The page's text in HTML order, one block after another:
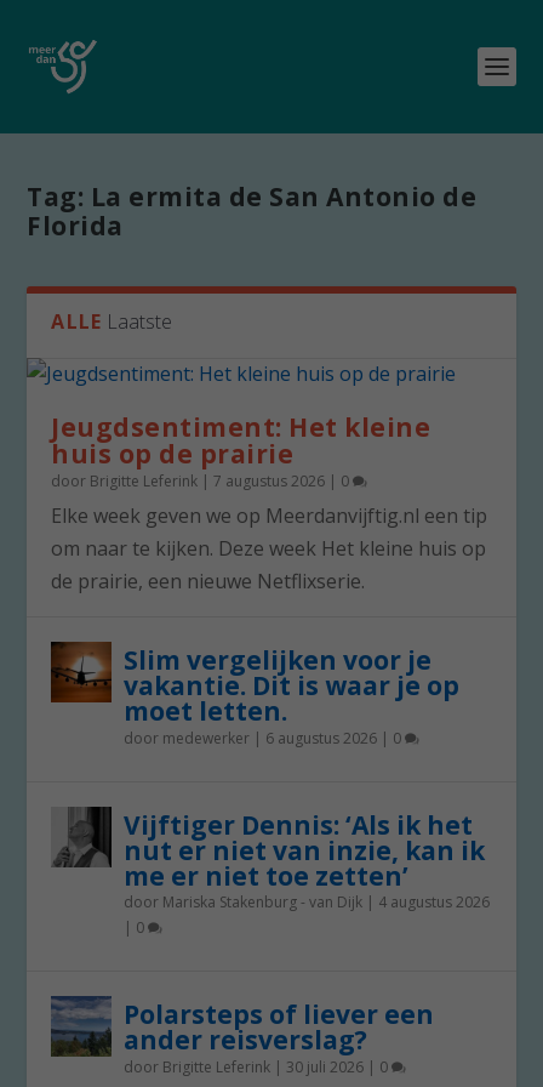
Tag: La ermita de San Antonio de
Florida
ALLE Laatste
Jeugdsentiment: Het kleine
huis op de prairie
door Brigitte Leferink |7 augustus 2026 | 0
Elke week geven we op Meerdanvijftig.nl een tip
om naar te kijken. Deze week Het kleine huis op
de prairie, een nieuwe Netflixserie.
Slim vergelijken voor je
vakantie. Dit is waar je op
moet letten.
door medewerker | 6 augustus 2026 | 0
Vijftiger Dennis: ‘Als ik het
nut er niet van inzie, kan ik
me er niet toe zetten’
door Mariska Stakenburg - van Dijk | 4 augustus 2026
| 0
Polarsteps of liever een
ander reisverslag?
door Brigitte Leferink | 30 juli 2026 | 0